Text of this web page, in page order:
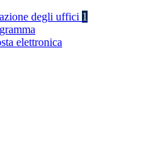
degli uffici 1
elettronica